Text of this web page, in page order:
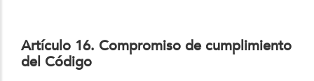
Artículo 16. Compromiso de cumplimiento
del Código